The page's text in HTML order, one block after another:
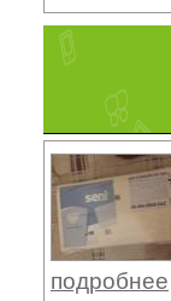
подробнее